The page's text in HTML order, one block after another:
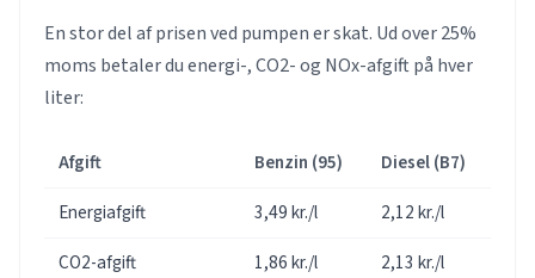
En stor del af prisen ved pumpen er skat. Ud over 25%
moms betaler du energi-, CO2- og NOx-afgift på hver
liter:
Afgift Benzin (95)
Diesel (B7)
Energiafgift
3,49 kr./l
2,12 kr./l
CO2-afgift
1,86 kr./l
2,13 kr./l